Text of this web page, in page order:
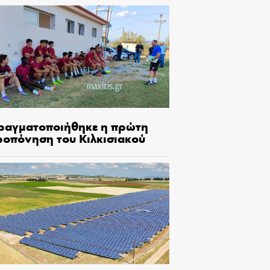
η πρώτη
του Κιλκισιακού